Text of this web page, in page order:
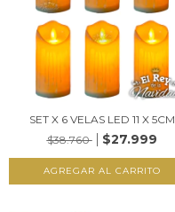
SET X 6 VELAS LED 11 X 5CM
$38.760
$27.999